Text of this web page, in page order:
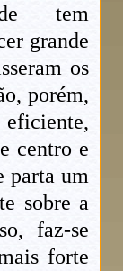
tem
grande
os
porém,
centro e
parta um
sobre a
faz-se
forte